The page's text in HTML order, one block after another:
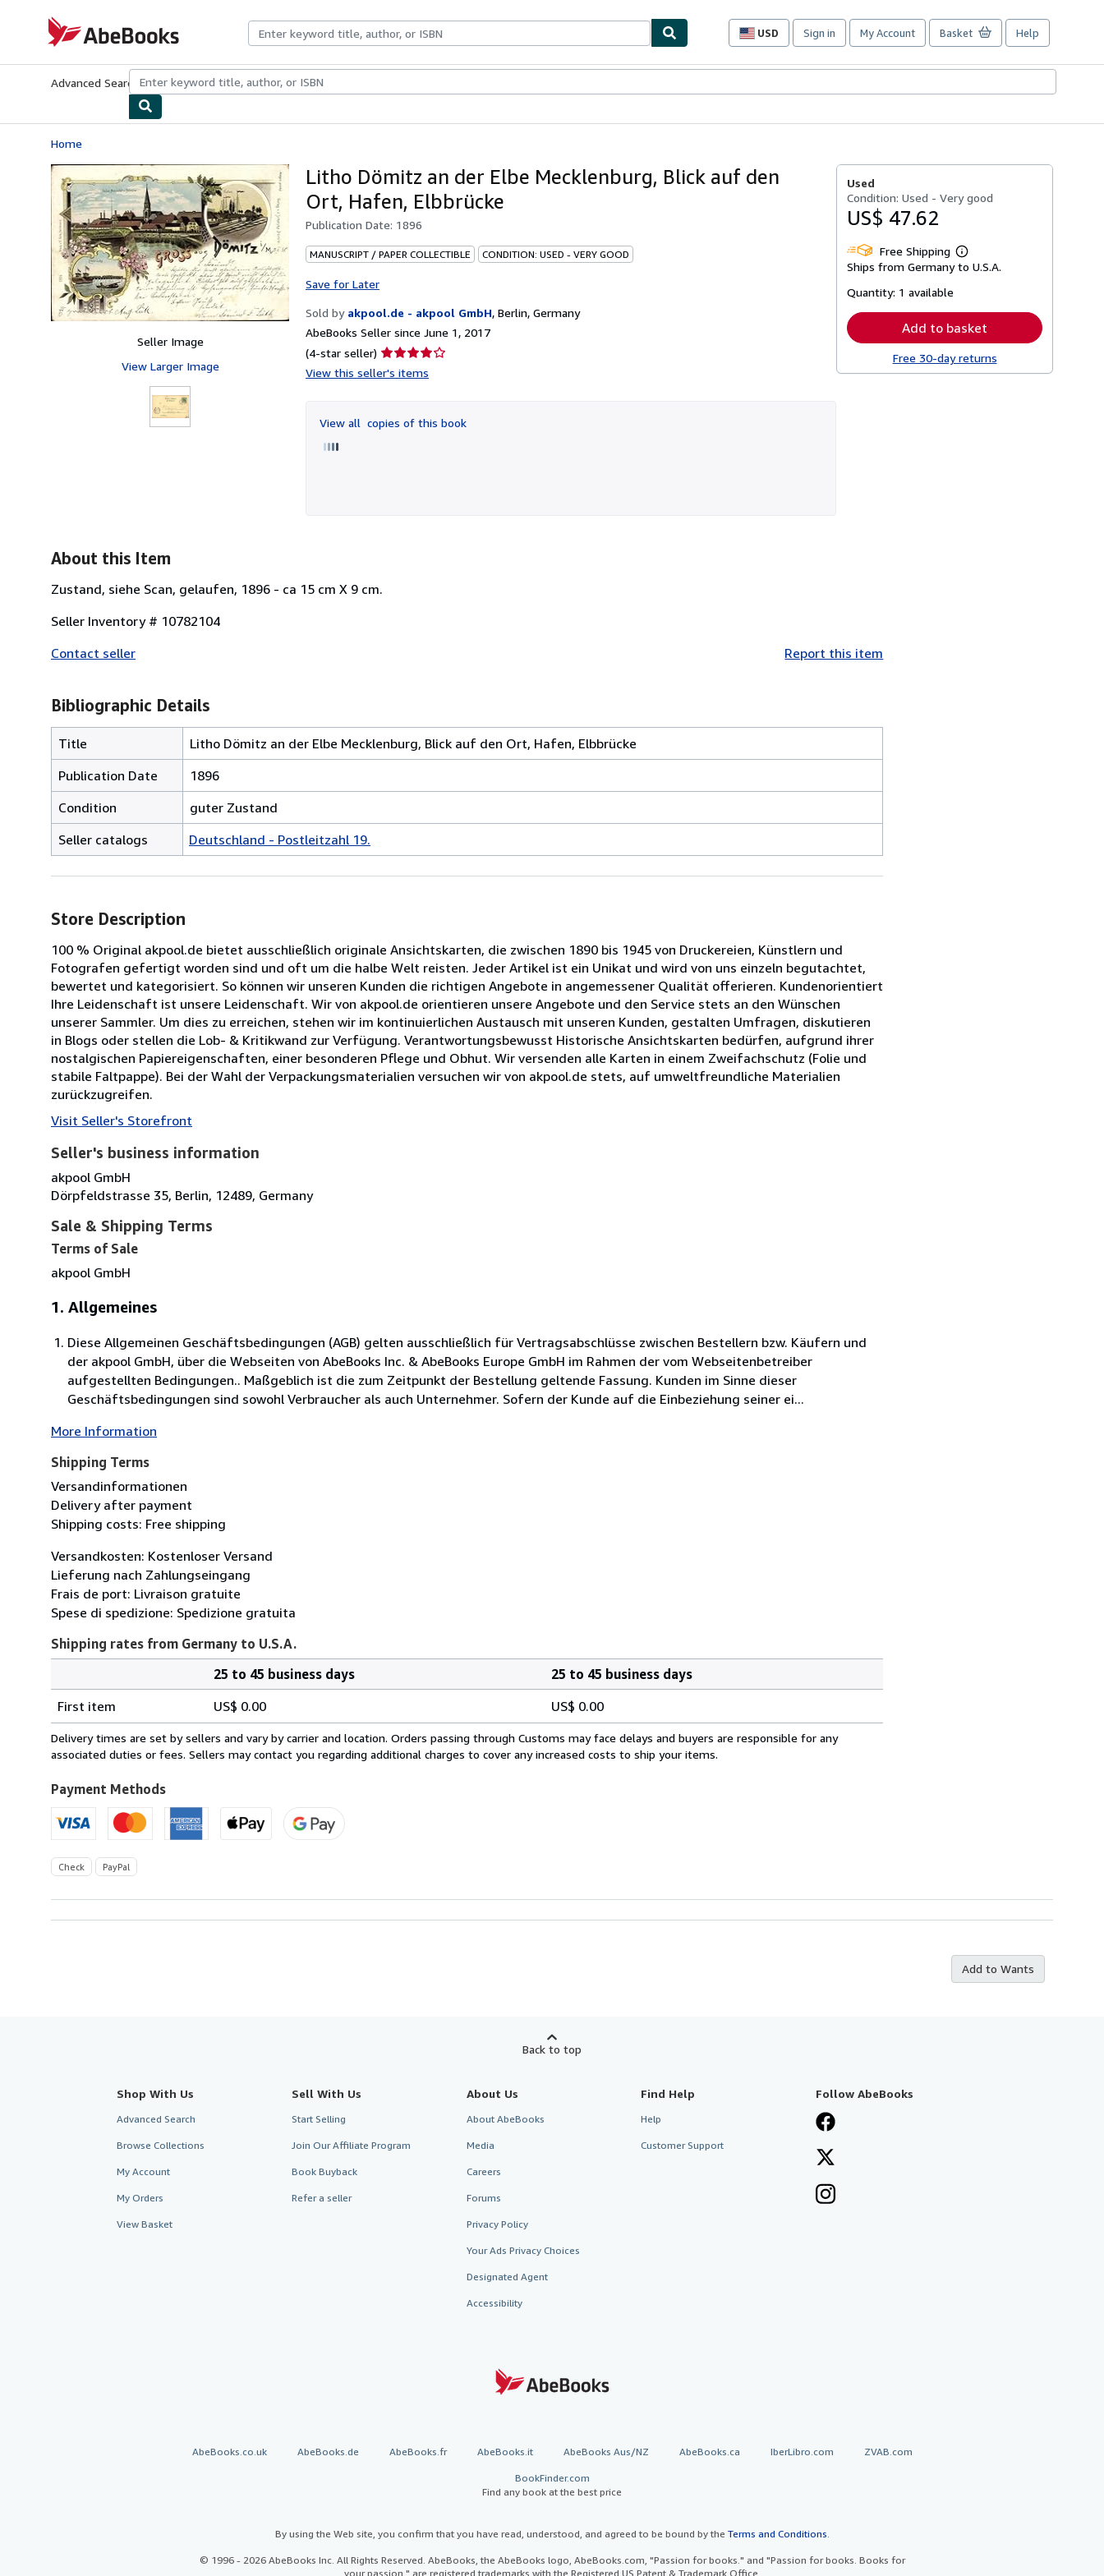
AbeBooks.com
USD
Site
preferences
Sign in My Account Basket Help
Advanced Search Browse CollectionsRare BooksArt & Collectibles
Home
Seller Image
View Larger Image
Litho Dömitz an der Elbe Mecklenburg, Blick auf den
Ort, Hafen, Elbbrücke
Publication Date: 1896
MANUSCRIPT / PAPER COLLECTIBLE CONDITION: USED - VERY GOOD
Save for Later
Sold by akpool.de - akpool GmbH, Berlin, Germany
AbeBooks Seller since June 1, 2017
(4-star seller) Seller
rating
of
5
View this seller's items
View all copies of this book
Used
Condition: Used - Very good
US$ 47.62
Free Shipping
Learn
more
Ships from Germany to U.S.A.
Quantity: 1 available
Add to basket
Free 30-day returns
About this Item
Zustand, siehe Scan, gelaufen, 1896 - ca 15 cm X 9 cm.
Seller Inventory # 10782104
Contact seller
Report this item
Bibliographic Details
Title
Litho Dömitz an der Elbe Mecklenburg, Blick auf den Ort, Hafen, Elbbrücke
Publication Date
1896
Condition
guter Zustand
Seller catalogs
Deutschland - Postleitzahl 19.
Store Description
100 % Original akpool.de bietet ausschließlich originale Ansichtskarten, die zwischen 1890 bis 1945 von Druckereien, Künstlern und
Fotografen gefertigt worden sind und oft um die halbe Welt reisten. Jeder Artikel ist ein Unikat und wird von uns einzeln begutachtet,
bewertet und kategorisiert. So können wir unseren Kunden die richtigen Angebote in angemessener Qualität offerieren. Kundenorientiert
Ihre Leidenschaft ist unsere Leidenschaft. Wir von akpool.de orientieren unsere Angebote und den Service stets an den Wünschen
unserer Sammler. Um dies zu erreichen, stehen wir im kontinuierlichen Austausch mit unseren Kunden, gestalten Umfragen, diskutieren
in Blogs oder stellen die Lob- & Kritikwand zur Verfügung. Verantwortungsbewusst Historische Ansichtskarten bedürfen, aufgrund ihrer
nostalgischen Papiereigenschaften, einer besonderen Pflege und Obhut. Wir versenden alle Karten in einem Zweifachschutz (Folie und
stabile Faltpappe). Bei der Wahl der Verpackungsmaterialien versuchen wir von akpool.de stets, auf umweltfreundliche Materialien
zurückzugreifen.
Visit Seller's Storefront
Seller's business information
akpool GmbH
Dörpfeldstrasse 35, Berlin, 12489, Germany
Sale & Shipping Terms
Terms of Sale
akpool GmbH
1. Allgemeines
Diese Allgemeinen Geschäftsbedingungen (AGB) gelten ausschließlich für Vertragsabschlüsse zwischen Bestellern bzw. Käufern und
der akpool GmbH, über die Webseiten von AbeBooks Inc. & AbeBooks Europe GmbH im Rahmen der vom Webseitenbetreiber
aufgestellten Bedingungen.. Maßgeblich ist die zum Zeitpunkt der Bestellung geltende Fassung. Kunden im Sinne dieser
Geschäftsbedingungen sind sowohl Verbraucher als auch Unternehmer. Sofern der Kunde auf die Einbeziehung seiner ei...
More Information
Shipping Terms
Versandinformationen
Delivery after payment
Shipping costs: Free shipping
Versandkosten: Kostenloser Versand
Lieferung nach Zahlungseingang
Frais de port: Livraison gratuite
Spese di spedizione: Spedizione gratuita
Shipping rates from Germany to U.S.A.
Shipping
rates
from
Germany
U.S.A.
quantity
25 to 45 business days
25 to 45 business days
First item
US$ 0.00 US$ 0.00
Delivery times are set by sellers and vary by carrier and location. Orders passing through Customs may face delays and buyers are responsible for any
associated duties or fees. Sellers may contact you regarding additional charges to cover any increased costs to ship your items.
Payment Methods
Check PayPal
Add to Wants
Back to top
Shop With Us
Advanced Search
Browse Collections
My Account
My Orders
View Basket
Sell With Us
Start Selling
Join Our Affiliate Program
Book Buyback
Refer a seller
About Us
About AbeBooks
Media
Careers
Forums
Privacy Policy
Your Ads Privacy Choices
Designated Agent
Accessibility
Find Help
Help
Customer Support
Follow AbeBooks
AbeBooks.co.uk AbeBooks.de AbeBooks.fr AbeBooks.it AbeBooks Aus/NZ AbeBooks.ca IberLibro.com ZVAB.com
BookFinder.com
Find any book at the best price
By using the Web site, you confirm that you have read, understood, and agreed to be bound by the Terms and Conditions.
© 1996 - 2026 AbeBooks Inc. All Rights Reserved. AbeBooks, the AbeBooks logo, AbeBooks.com, "Passion for books." and "Passion for books. Books for
your passion." are registered trademarks with the Registered US Patent & Trademark Office.